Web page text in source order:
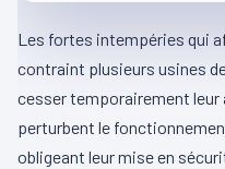
Les fortes intempéries qui
contraint plusieurs usines
cesser temporairement
perturbent le
obligeant leur mise en